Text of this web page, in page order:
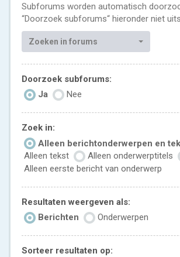
Subforums worden automatisch
“Doorzoek subforums“ hieronder niet
Zoeken in forums
Doorzoek subforums:
Ja
Nee
Zoek in:
Alleen berichtonderwerpen en
Alleen tekst
Alleen onderwerptitels
Alleen eerste bericht van onderwerp
Resultaten weergeven als:
Berichten
Onderwerpen
Sorteer resultaten op: